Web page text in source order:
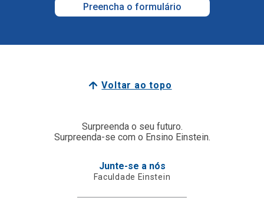
Preencha o formulário
Voltar ao topo
Surpreenda o seu futuro.
Surpreenda-se com o Ensino Einstein.
Junte-se a nós
Faculdade Einstein